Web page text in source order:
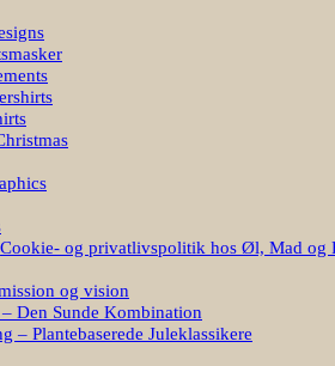
Cookie- og privatlivspolitik hos Øl, Mad og
og vision
Den Sunde Kombination
– Plantebaserede Juleklassikere